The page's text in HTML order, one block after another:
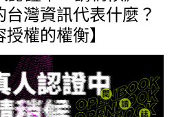
台灣資訊代表什麼？
權的權衡】